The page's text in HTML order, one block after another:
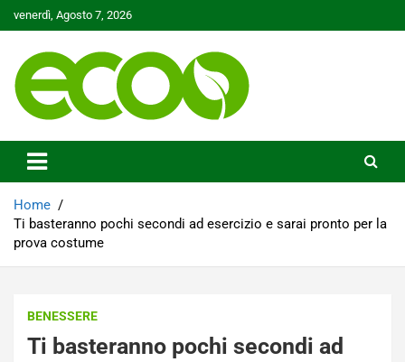
to
venerdì, Agosto 7, 2026
Ecoo.it
Home
Ti basteranno pochi secondi ad esercizio e sarai pronto per la
prova costume
BENESSERE
Ti basteranno pochi secondi ad